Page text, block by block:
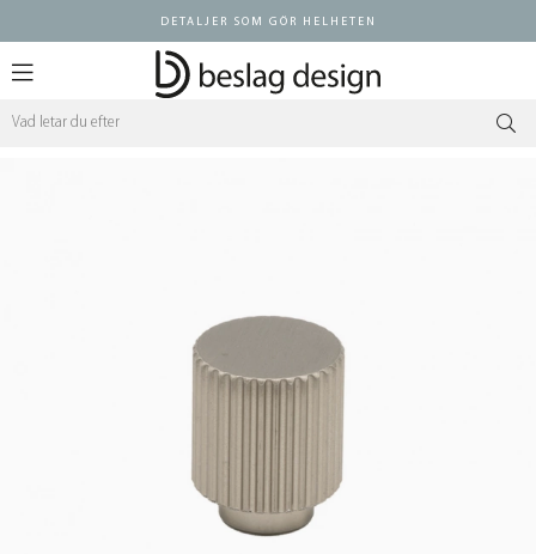
DETALJER SOM GÖR HELHETEN